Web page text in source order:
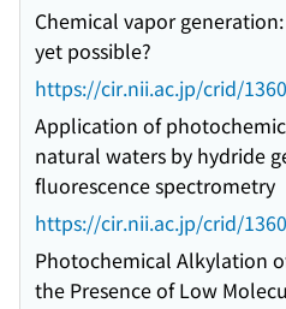
Chemical vapor
yet possible?
https://cir.nii.ac.jp/crid/
Application of
natural waters by hydride
fluorescence spectrometry
https://cir.nii.ac.jp/crid/
Photochemical Alkylation
the Presence of Low